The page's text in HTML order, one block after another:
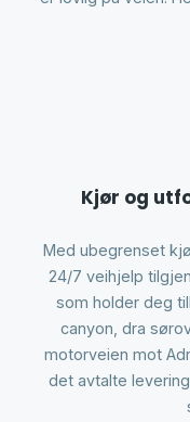
Kjør og
Med ubegrenset
24/7 veihjelp
som holder deg
canyon, dra
motorveien mot
det avtalte